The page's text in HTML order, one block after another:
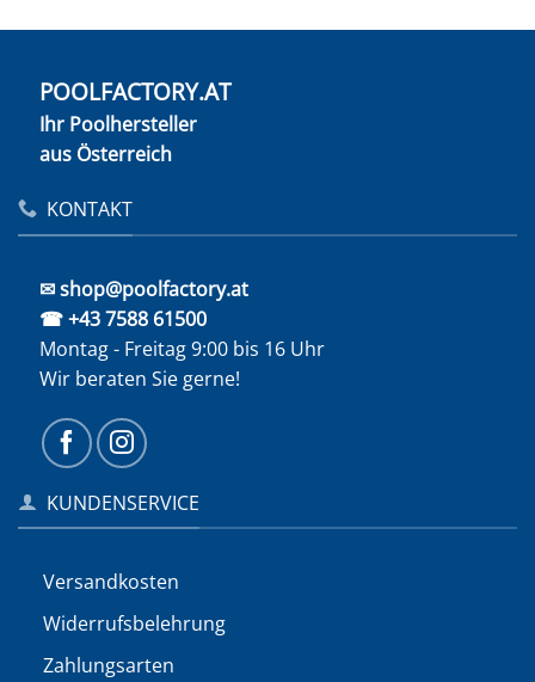
397,00 €317,60 €.
POOLFACTORY.AT
Ihr Poolhersteller
aus Österreich
KONTAKT
✉ shop@poolfactory.at
☎ +43 7588 61500
Montag - Freitag 9:00 bis 16 Uhr
Wir beraten Sie gerne!
KUNDENSERVICE
Versandkosten
Widerrufs­belehrung
Zahlungsarten